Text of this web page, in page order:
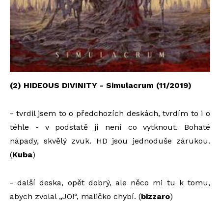
(2) HIDEOUS DIVINITY - Simulacrum (11/2019)
- tvrdil jsem to o předchozích deskách, tvrdím to i o
téhle - v podstatě jí není co vytknout. Bohaté
nápady, skvělý zvuk. HD jsou jednoduše zárukou.
(Kuba)
- další deska, opět dobrý, ale něco mi tu k tomu,
abych zvolal „JO!“, maličko chybí. (bizzaro)